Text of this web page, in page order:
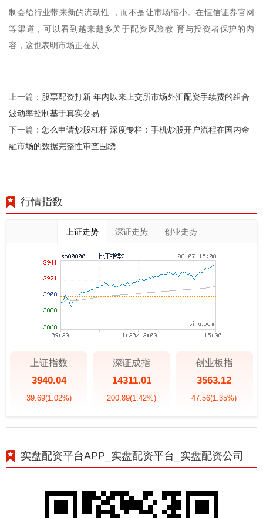
制会给行业带来新的流动性 ，而不是让市场缩小。在恒信证券官网
等渠道，可以看到越来越多关于配资风险教 育与投资者保护的内
容，这也表明市场正在从
上一篇： 股票配资打新 年内以来上交所市场外汇配资手续费的组合
波动率控制基于真实交易
下一篇： 怎么申请炒股杠杆 深度专栏：手机炒股开户流程在国内金
融市场的数据完整性审查围绕
行情指数
上证走势 深证走势 创业走势
上证指数
3940.04
39.69(1.02%)
深证成指
14311.01
200.89(1.42%)
创业板指
3563.12
47.56(1.35%)
实盘配资平台APP_实盘配资平台_实盘配资公司